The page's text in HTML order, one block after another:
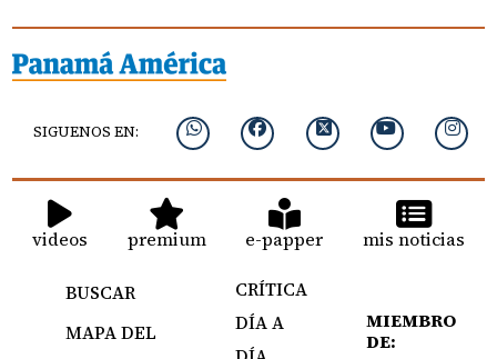
SIGUENOS EN:
videos premium e-papper mis noticias
BUSCAR
MAPA DEL
CRÍTICA
DÍA A
MIEMBRO
DE: